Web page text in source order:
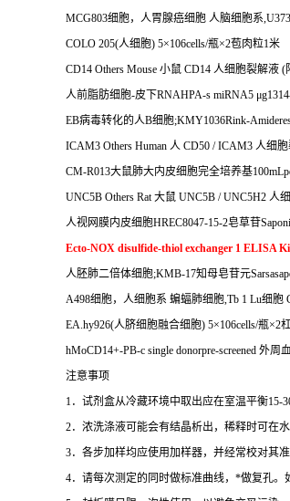
MCG803细胞，人胃腺癌细胞 人脑细胞系 ,U373
COLO 205(人细胞) 5×106cells/瓶×2苞肉粒1米
CD14 Others Mouse 小鼠 CD14 人细胞裂解液 (
人前脂肪细胞-皮下RNAHPA-s miRNA5 μ
EB病毒转化的人B细胞;KMY1036Rink-
ICAM3 Others Human 人 CD50 / ICAM3 人细
CM-R013大鼠肺大内皮细胞完全培养基
UNC5B Others Rat 大鼠 UNC5B / UNC5H2 人
人视网膜内皮细胞HREC8047-15-2皂草苷
Ecto-NOX disulfide-thiol exchanger 1 ELISA
人胚肺二倍体细胞;KMB-17知母皂苷元
A498细胞，人细胞系 蝙蝠肺细胞 ,Tb 1 Lu细胞
EA.hy926(人脐细胞融合细胞) 5×106cells/瓶×2
hMoCD14+-PB-c single donorpre-screened 外周
注意事项
1 ．试剂盒从冷藏环境中取出应在室温平衡15-
2．浓洗涤液可能会有结晶析出，稀释时可在
3．各步加样均应使用加样器，并经常校对其
4．请每次测定的同时做标准曲线， *做复孔。